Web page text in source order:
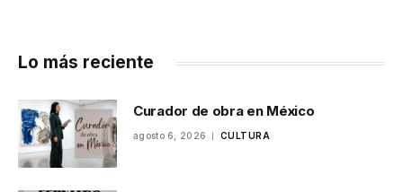
Lo más reciente
Curador de obra en México
agosto 6, 2026 CULTURA